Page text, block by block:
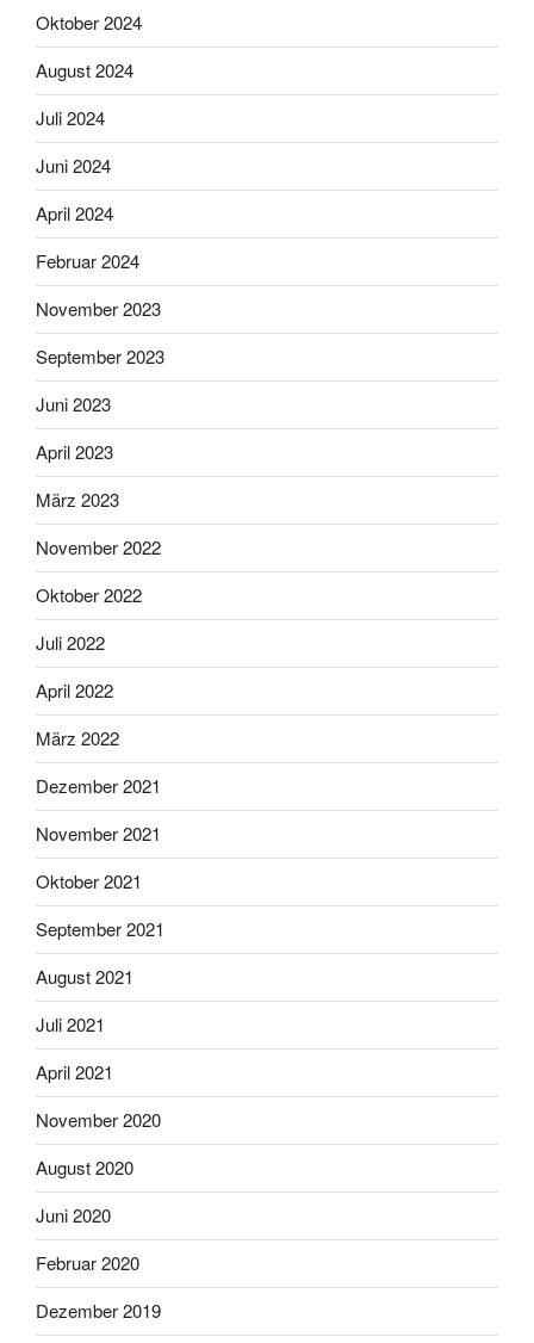
Oktober 2024
August 2024
Juli 2024
Juni 2024
April 2024
Februar 2024
November 2023
September 2023
Juni 2023
April 2023
März 2023
November 2022
Oktober 2022
Juli 2022
April 2022
März 2022
Dezember 2021
November 2021
Oktober 2021
September 2021
August 2021
Juli 2021
April 2021
November 2020
August 2020
Juni 2020
Februar 2020
Dezember 2019